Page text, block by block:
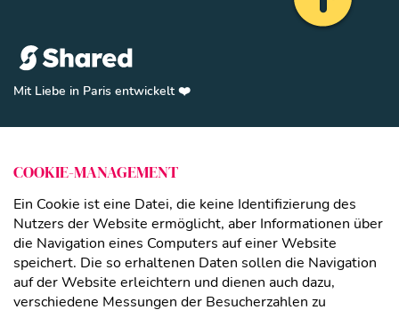
Mit Liebe in Paris entwickelt ❤️️
Abonnement
Paare
Getrennte Eltern
Patchworkfamilien
LINKS
Schließen
COOKIE-MANAGEMENT
Ein Cookie ist eine Datei, die keine Identifizierung des
Nutzers der Website ermöglicht, aber Informationen über
die Navigation eines Computers auf einer Website
speichert. Die so erhaltenen Daten sollen die Navigation
auf der Website erleichtern und dienen auch dazu,
verschiedene Messungen der Besucherzahlen zu